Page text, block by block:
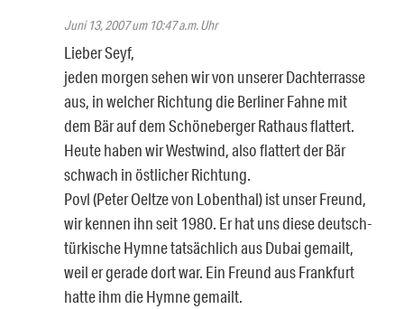
Juni 13, 2007 um 10:47 a.m. Uhr
Lieber Seyf,
jeden morgen sehen wir von unserer Dachterrasse
aus, in welcher Richtung die Berliner Fahne mit
dem Bär auf dem Schöneberger Rathaus flattert.
Heute haben wir Westwind, also flattert der Bär
schwach in östlicher Richtung.
Povl (Peter Oeltze von Lobenthal) ist unser Freund,
wir kennen ihn seit 1980. Er hat uns diese deutsch-
türkische Hymne tatsächlich aus Dubai gemailt,
weil er gerade dort war. Ein Freund aus Frankfurt
hatte ihm die Hymne gemailt.